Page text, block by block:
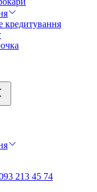
кредитування
213 45 74